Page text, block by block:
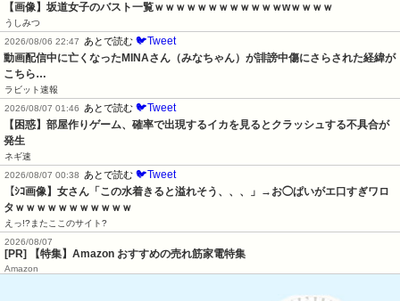
【画像】坂道女子のバスト一覧ｗｗｗｗｗｗｗｗｗｗｗｗwｗｗｗｗ
うしみつ
2026/08/06 22:47
あとで読む 🐦Tweet
動画配信中に亡くなったMINAさん（みなちゃん）が誹謗中傷にさらされた経緯が
こちら…
ラビット速報
2026/08/07 01:46
あとで読む 🐦Tweet
【困惑】部屋作りゲーム、確率で出現するイカを見るとクラッシュする不具合が
発生
ネギ速
2026/08/07 00:38
あとで読む 🐦Tweet
【ｼｺ画像】女さん「この水着きると溢れそう、、、」→お◯ぱいがエ口すぎワロ
タｗｗｗｗｗｗｗｗｗｗｗ
えっ!?またここのサイト?
2026/08/07
[PR] 【特集】Amazon おすすめの売れ筋家電特集
Amazon